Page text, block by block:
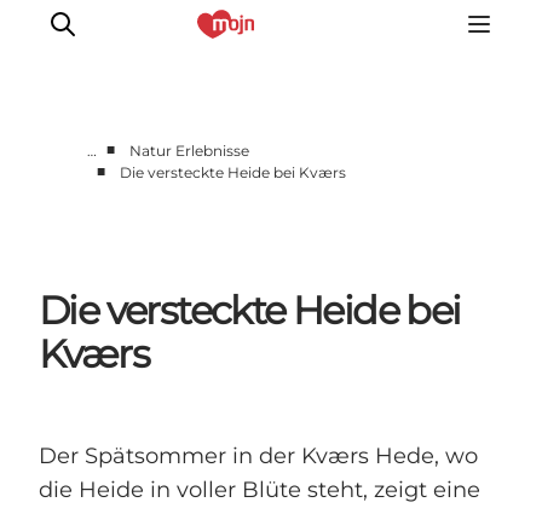
Übernachtung
Veranstaltungen
Information
… ■
Natur Erlebnisse
■
Die versteckte Heide bei Kværs
Die versteckte Heide bei
Kværs
Der Spätsommer in der Kværs Hede, wo
die Heide in voller Blüte steht, zeigt eine